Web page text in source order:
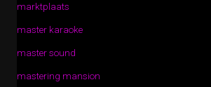
marktplaats
master karaoke
master sound
mastering mansion